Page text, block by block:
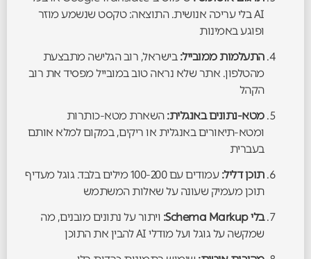
AI בלי עריכה אנושית. התוצאה: טקסט שנשמע מוזר
ופוגע באמינות
התעלמות ממובייל: בישראל, רוב הגלישה מתבצעת
מהטלפון. אתר שלא נראה טוב במובייל מפסיד את רוב
הקהל
מטא-נתונים באנגלית: השארת מטא-כותרות
ומטא-תיאורים באנגלית או ריקים, במקום למלא אותם
בעברית
תוכן דליל:
עמודים עם 100-200 מילים בלבד. גוגל מעדיף
תוכן מעמיק שעונה על שאלות המשתמש
בלי Schema Markup:
ויתור על נתונים מובנים, מה
שמקשה על גוגל ועל מודלי AI להבין את התוכן